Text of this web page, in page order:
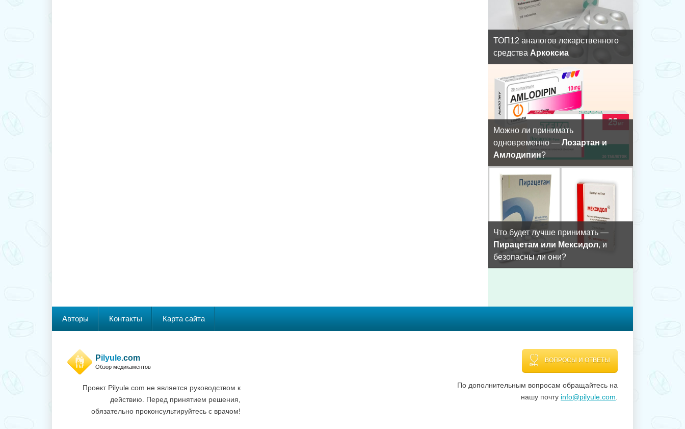
ТОП12 аналогов лекарственного
средства Аркоксиа
Можно ли принимать
одновременно — Лозартан и
Амлодипин?
Что будет лучше принимать —
Пирацетам или Мексидол, и
безопасны ли они?
Авторы Контакты Карта сайта
Pilyule.com
Обзор медикаментов
Проект Pilyule.com не является руководством к
действию. Перед принятием решения,
обязательно проконсультируйтесь с врачом!
ВОПРОСЫ И ОТВЕТЫ
По дополнительным вопросам обращайтесь на
нашу почту info@pilyule.com